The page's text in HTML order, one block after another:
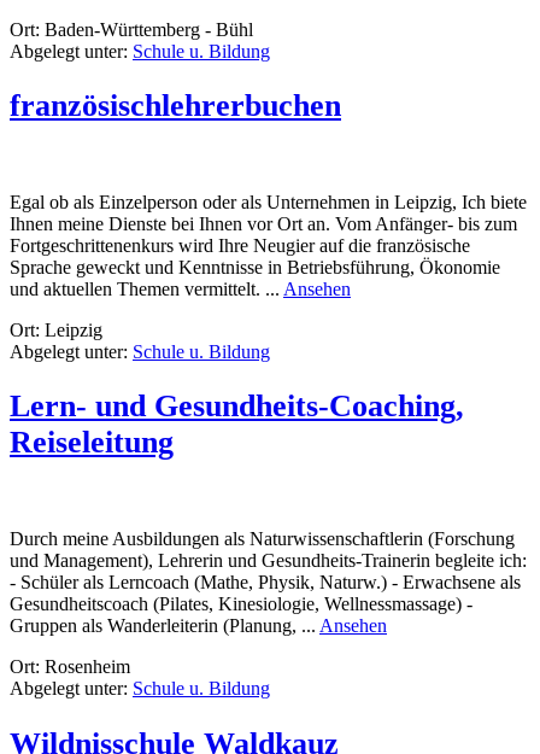
–
Lernpraxis
Ort: Baden-Württemberg - Bühl
Abgelegt unter: Schule u. Bildung
französischlehrerbuchen
Egal ob als Einzelperson oder als Unternehmen in Leipzig, Ich biete
Ihnen meine Dienste bei Ihnen vor Ort an. Vom Anfänger- bis zum
Fortgeschrittenenkurs wird Ihre Neugier auf die französische
Sprache geweckt und Kenntnisse in Betriebsführung, Ökonomie
und aktuellen Themen vermittelt. ... Ansehen
Ort: Leipzig
Abgelegt unter: Schule u. Bildung
Lern- und Gesundheits-Coaching,
Reiseleitung
Durch meine Ausbildungen als Naturwissenschaftlerin (Forschung
und Management), Lehrerin und Gesundheits-Trainerin begleite ich:
- Schüler als Lerncoach (Mathe, Physik, Naturw.) - Erwachsene als
Gesundheitscoach (Pilates, Kinesiologie, Wellnessmassage) -
Gruppen als Wanderleiterin (Planung, ... Ansehen
Ort: Rosenheim
Abgelegt unter: Schule u. Bildung
Wildnisschule Waldkauz